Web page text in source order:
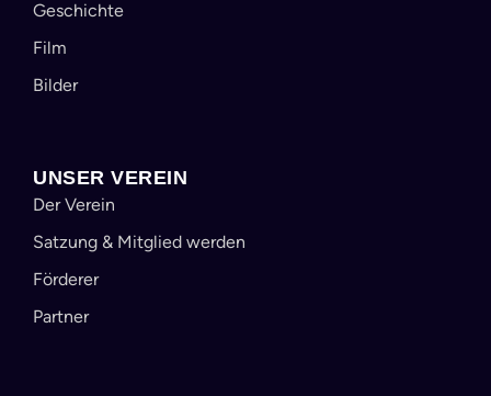
Geschichte
Film
Bilder
UNSER VEREIN
Der Verein
Satzung & Mitglied werden
Förderer
Partner